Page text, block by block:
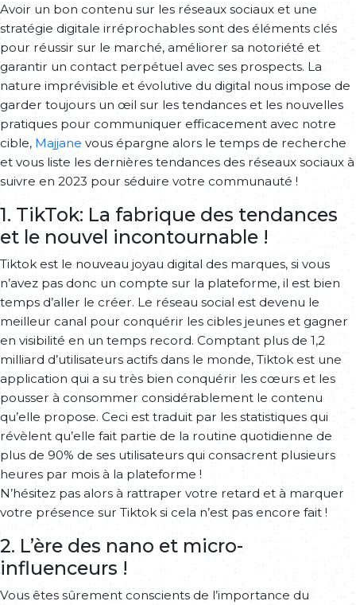
Avoir un bon contenu sur les réseaux sociaux et une
stratégie digitale irréprochables sont des éléments clés
pour réussir sur le marché, améliorer sa notoriété et
garantir un contact perpétuel avec ses prospects. La
nature imprévisible et évolutive du digital nous impose de
garder toujours un œil sur les tendances et les nouvelles
pratiques pour communiquer efficacement avec notre
cible, Majjane vous épargne alors le temps de recherche
et vous liste les dernières tendances des réseaux sociaux à
suivre en 2023 pour séduire votre communauté !
1. TikTok: La fabrique des tendances
et le nouvel incontournable !
Tiktok est le nouveau joyau digital des marques, si vous
n’avez pas donc un compte sur la plateforme, il est bien
temps d’aller le créer. Le réseau social est devenu le
meilleur canal pour conquérir les cibles jeunes et gagner
en visibilité en un temps record. Comptant plus de 1,2
milliard d’utilisateurs actifs dans le monde, Tiktok est une
application qui a su très bien conquérir les cœurs et les
pousser à consommer considérablement le contenu
qu’elle propose. Ceci est traduit par les statistiques qui
révèlent qu’elle fait partie de la routine quotidienne de
plus de 90% de ses utilisateurs qui consacrent plusieurs
heures par mois à la plateforme !
N’hésitez pas alors à rattraper votre retard et à marquer
votre présence sur Tiktok si cela n’est pas encore fait !
2. L’ère des nano et micro-
influenceurs !
Vous êtes sûrement conscients de l’importance du